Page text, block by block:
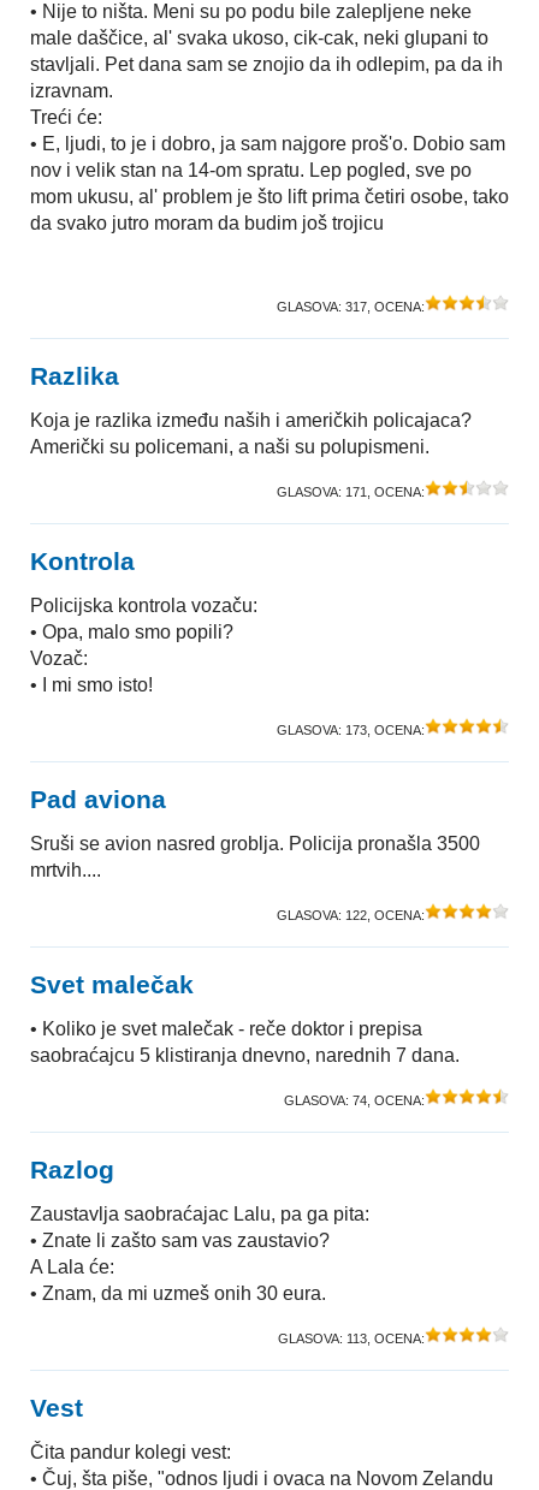
• Nije to ništa. Meni su po podu bile zalepljene neke
male daščice, al' svaka ukoso, cik-cak, neki glupani to
stavljali. Pet dana sam se znojio da ih odlepim, pa da ih
izravnam.
Treći će:
• E, ljudi, to je i dobro, ja sam najgore proš'o. Dobio sam
nov i velik stan na 14-om spratu. Lep pogled, sve po
mom ukusu, al' problem je što lift prima četiri osobe, tako
da svako jutro moram da budim još trojicu
GLASOVA: 317 , OCENA:
Razlika
Koja je razlika između naših i američkih policajaca?
Američki su policemani, a naši su polupismeni.
GLASOVA: 171 , OCENA:
Kontrola
Policijska kontrola vozaču:
• Opa, malo smo popili?
Vozač:
• I mi smo isto!
GLASOVA: 173 , OCENA:
Pad aviona
Sruši se avion nasred groblja. Policija pronašla 3500
mrtvih....
GLASOVA: 122 , OCENA:
Svet malečak
• Koliko je svet malečak - reče doktor i prepisa
saobraćajcu 5 klistiranja dnevno, narednih 7 dana.
GLASOVA: 74 , OCENA:
Razlog
Zaustavlja saobraćajac Lalu, pa ga pita:
• Znate li zašto sam vas zaustavio?
A Lala će:
• Znam, da mi uzmeš onih 30 eura.
GLASOVA: 113 , OCENA:
Vest
Čita pandur kolegi vest:
• Čuj, šta piše, "odnos ljudi i ovaca na Novom Zelandu